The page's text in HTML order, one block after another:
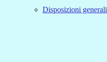
Disposizioni generali